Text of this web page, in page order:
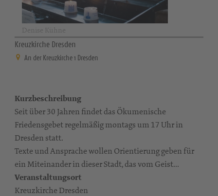
Kreuzkirche Dresden
An der Kreuzkirche 1 Dresden
Kurzbeschreibung
Seit über 30 Jahren findet das Ökumenische
Friedensgebet regelmäßig montags um 17 Uhr in
Dresden statt.
Texte und Ansprache wollen Orientierung geben für
ein Miteinander in dieser Stadt, das vom Geist...
Veranstaltungsort
Kreuzkirche Dresden